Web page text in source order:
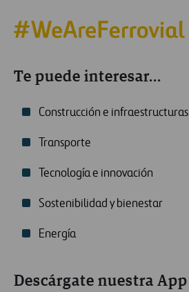
Te puede interesar...
Construcción e infraestructuras
Transporte
Tecnología e innovación
Sostenibilidad y bienestar
Energía
Descárgate nuestra App